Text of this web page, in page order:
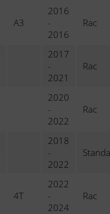
A3
2016
-
2016
Rac
2017
-
2021
Rac
2020
-
2022
Rac
2018
-
2022
4T
2022
-
2024
Rac